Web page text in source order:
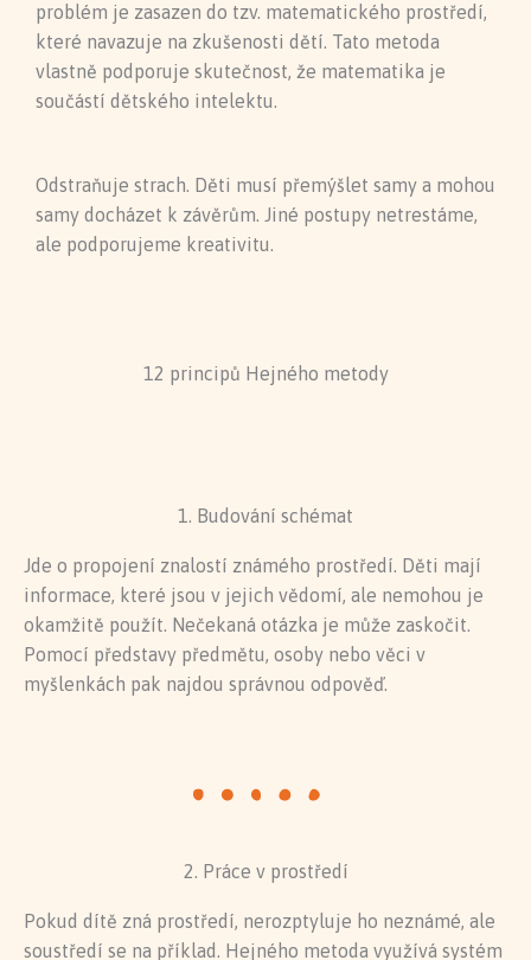
problém je zasazen do tzv. matematického prostředí,
které navazuje na zkušenosti dětí. Tato metoda
vlastně podporuje skutečnost, že matematika je
součástí dětského intelektu.
Odstraňuje strach. Děti musí přemýšlet samy a mohou
samy docházet k závěrům. Jiné postupy netrestáme,
ale podporujeme kreativitu.
12 principů Hejného metody
1. Budování schémat
Jde o propojení znalostí známého prostředí. Děti mají
informace, které jsou v jejich vědomí, ale nemohou je
okamžitě použít. Nečekaná otázka je může zaskočit.
Pomocí představy předmětu, osoby nebo věci v
myšlenkách pak najdou správnou odpověď.
2. Práce v prostředí
Pokud dítě zná prostředí, nerozptyluje ho neznámé, ale
soustředí se na příklad. Hejného metoda využívá systém